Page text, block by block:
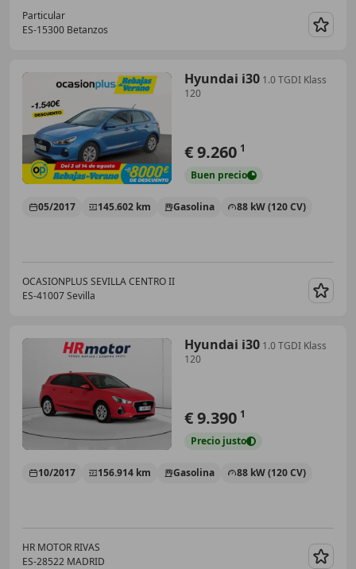
Particular
ES-15300 Betanzos
Hyundai i30 1.0 TGDI Klass
120
€ 9.260 1
Buen precio
05/2017 145.602 km Gasolina 88 kW (120 CV)
OCASIONPLUS SEVILLA CENTRO II
ES-41007 Sevilla
Hyundai i30 1.0 TGDI Klass
120
€ 9.390 1
Precio justo
10/2017 156.914 km Gasolina 88 kW (120 CV)
HR MOTOR RIVAS
ES-28522 MADRID